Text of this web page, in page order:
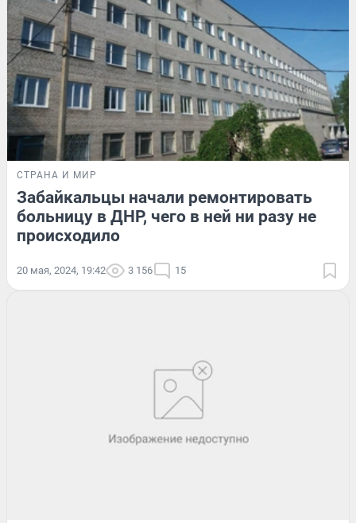
СТРАНА И МИР
Забайкальцы начали ремонтировать
больницу в ДНР, чего в ней ни разу не
происходило
20 мая, 2024, 19:42 3 156 15